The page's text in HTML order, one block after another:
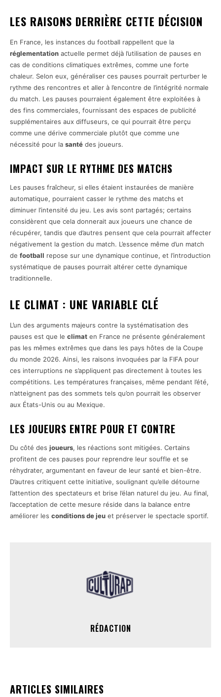
LES RAISONS DERRIÈRE CETTE DÉCISION
En France, les instances du football rappellent que la
réglementation actuelle permet déjà l’utilisation de pauses en
cas de conditions climatiques extrêmes, comme une forte
chaleur. Selon eux, généraliser ces pauses pourrait perturber le
rythme des rencontres et aller à l’encontre de l’intégrité normale
du match. Les pauses pourraient également être exploitées à
des fins commerciales, fournissant des espaces de publicité
supplémentaires aux diffuseurs, ce qui pourrait être perçu
comme une dérive commerciale plutôt que comme une
nécessité pour la santé des joueurs.
IMPACT SUR LE RYTHME DES MATCHS
Les pauses fraîcheur, si elles étaient instaurées de manière
automatique, pourraient casser le rythme des matchs et
diminuer l’intensité du jeu. Les avis sont partagés; certains
considèrent que cela donnerait aux joueurs une chance de
récupérer, tandis que d’autres pensent que cela pourrait affecter
négativement la gestion du match. L’essence même d’un match
de football repose sur une dynamique continue, et l’introduction
systématique de pauses pourrait altérer cette dynamique
traditionnelle.
LE CLIMAT : UNE VARIABLE CLÉ
L’un des arguments majeurs contre la systématisation des
pauses est que le climat en France ne présente généralement
pas les mêmes extrêmes que dans les pays hôtes de la Coupe
du monde 2026. Ainsi, les raisons invoquées par la FIFA pour
ces interruptions ne s’appliquent pas directement à toutes les
compétitions. Les températures françaises, même pendant l’été,
n’atteignent pas des sommets tels qu’on pourrait les observer
aux États-Unis ou au Mexique.
LES JOUEURS ENTRE POUR ET CONTRE
Du côté des joueurs, les réactions sont mitigées. Certains
profitent de ces pauses pour reprendre leur souffle et se
réhydrater, argumentant en faveur de leur santé et bien-être.
D’autres critiquent cette initiative, soulignant qu’elle détourne
l’attention des spectateurs et brise l’élan naturel du jeu. Au final,
l’acceptation de cette mesure réside dans la balance entre
améliorer les conditions de jeu et préserver le spectacle sportif.
RÉDACTION
ARTICLES SIMILAIRES